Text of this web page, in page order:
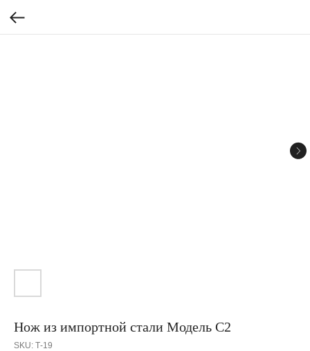
Нож из импортной стали Модель С2
SKU: Т-19